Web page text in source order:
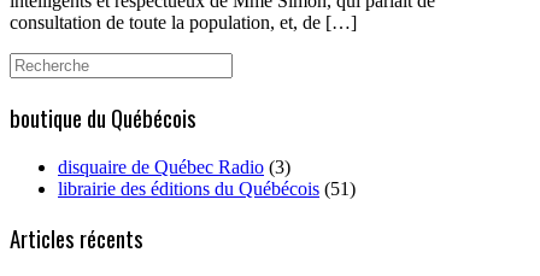
consultation de toute la population, et, de […]
Search
for:
boutique du Québécois
disquaire de Québec Radio (3)
librairie des éditions du Québécois (51)
Articles récents